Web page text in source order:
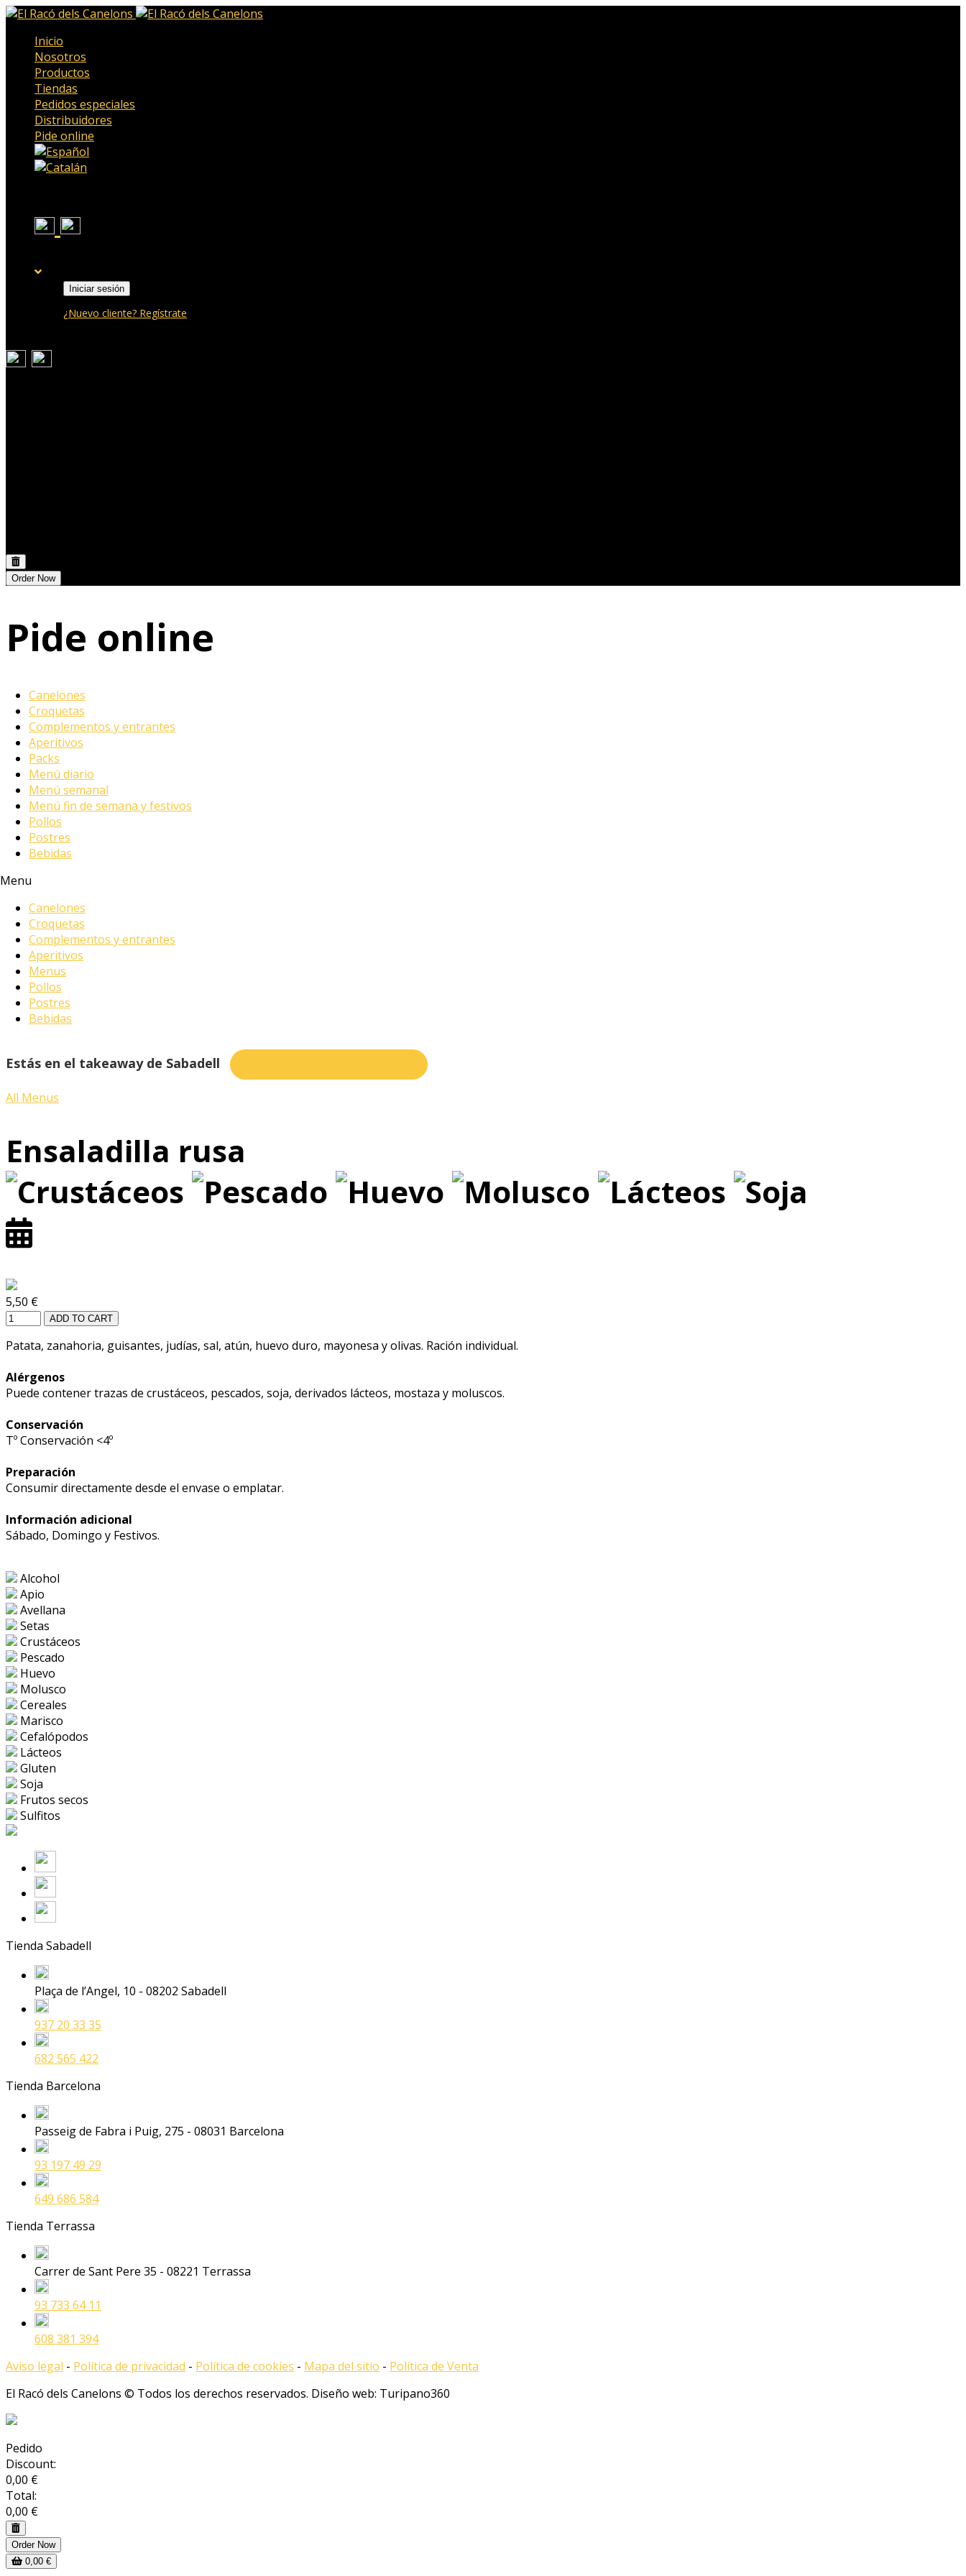
Inicio
Nosotros
Productos
Tiendas
Pedidos especiales
Distribuidores
Pide online
Iniciar sesión
¿Nuevo cliente? Regístrate
Order Now
Pide online
Canelones
Croquetas
Complementos y entrantes
Aperitivos
Packs
Menú diario
Menú semanal
Menú fin de semana y festivos
Pollos
Postres
Bebidas
Menu
Canelones
Croquetas
Complementos y entrantes
Aperitivos
Menus
Pollos
Postres
Bebidas
Estás en el takeaway de Sabadell
All Menus
Ensaladilla rusa
5,50 €
ADD TO CART
Patata, zanahoria, guisantes, judías, sal, atún, huevo duro, mayonesa y olivas. Ración individual.
Alérgenos
Puede contener trazas de crustáceos, pescados, soja, derivados lácteos, mostaza y moluscos.
Conservación
Tº Conservación <4º
Preparación
Consumir directamente desde el envase o emplatar.
Información adicional
Sábado, Domingo y Festivos.
Alcohol
Apio
Avellana
Setas
Crustáceos
Pescado
Huevo
Molusco
Cereales
Marisco
Cefalópodos
Lácteos
Gluten
Soja
Frutos secos
Sulfitos
Tienda Sabadell
Plaça de l’Angel, 10 - 08202 Sabadell
937 20 33 35
682 565 422
Tienda Barcelona
Passeig de Fabra i Puig, 275 - 08031 Barcelona
93 197 49 29
649 686 584
Tienda Terrassa
Carrer de Sant Pere 35 - 08221 Terrassa
93 733 64 11
608 381 394
Aviso legal - Política de privacidad - Política de cookies - Mapa del sitio - Política de Venta
El Racó dels Canelons © Todos los derechos reservados. Diseño web: Turipano360
Pedido
Discount:
0,00 €
Total:
0,00 €
Order Now
0,00 €